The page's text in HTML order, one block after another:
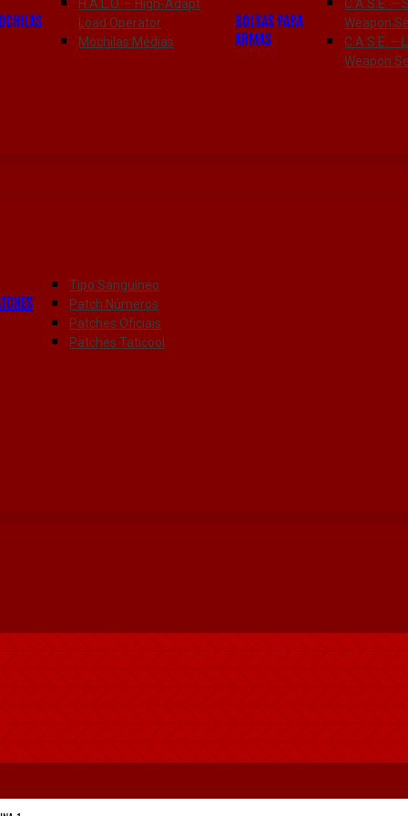
H.A.L.O. – High-Adapt
Load Operator
Mochilas Médias
BOLSAS PARA
ARMAS
C.A.S.E. –
Weapon
C.A.S.E. –
Weapon
Tipo Sanguíneo
Patch Números
Patches Oficiais
Patches Taticool